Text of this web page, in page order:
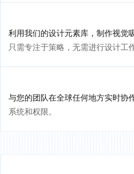
利用我们的设计元素库，制作视觉
只需专注于策略，无需进行设计工作
与您的团队在全球任何地方实时协作
系统和权限。